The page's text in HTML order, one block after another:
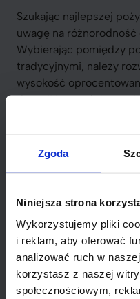
Zgoda
Niniejsza strona
Wykorzystujemy pliki
i reklam, aby oferować
analizować ruch w
korzystasz z naszej
społecznościowym,
Szukając najlepszej
uwagę na
Wybierając pomiędzy
tradycyjnymi, należy
wysokość
decyzji jest wybór
wyboru.
elementy przy
Oprocentowanie
5% rocznie